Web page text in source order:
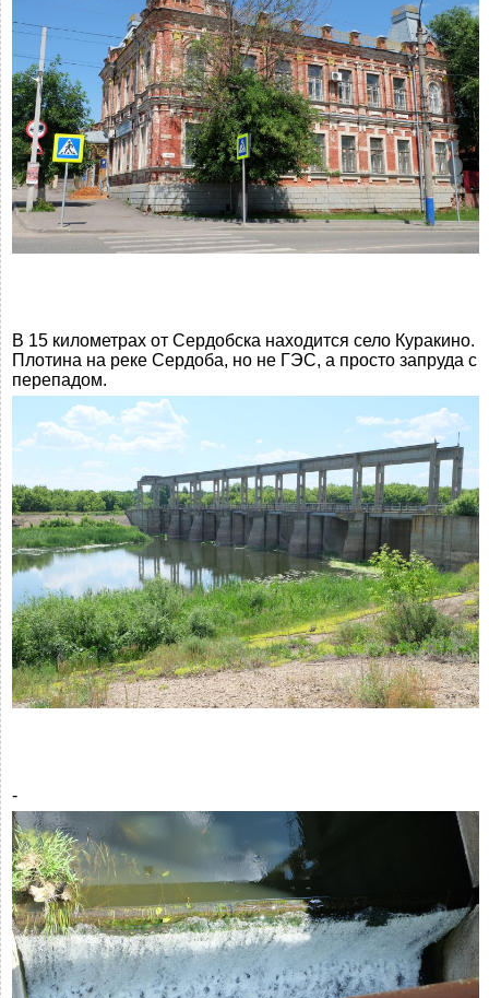
В 15 километрах от Сердобска находится село Куракино.
Плотина на реке Сердоба, но не ГЭС, а просто запруда с
перепадом.
-